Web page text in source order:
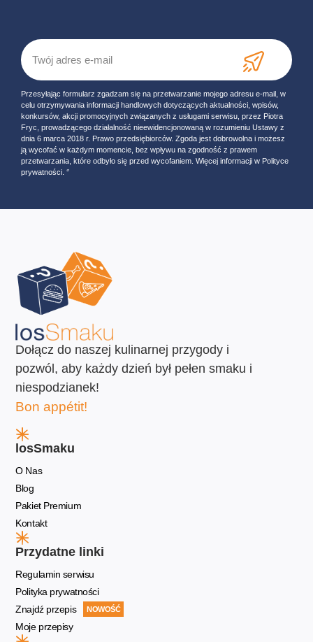
Przesyłając formularz zgadzam się na przetwarzanie mojego adresu e-mail, w
celu otrzymywania informacji handlowych dotyczących aktualności, wpisów,
konkursów, akcji promocyjnych związanych z usługami serwisu, przez Piotra
Fryc, prowadzącego działalność nieewidencjonowaną w rozumieniu Ustawy z
dnia 6 marca 2018 r. Prawo przedsiębiorców. Zgoda jest dobrowolna i możesz
ją wycofać w każdym momencie, bez wpływu na zgodność z prawem
przetwarzania, które odbyło się przed wycofaniem. Więcej informacji w Polityce
prywatności. ‘’
Dołącz do naszej kulinarnej przygody i
pozwól, aby każdy dzień był pełen smaku i
niespodzianek!
Bon appétit!
losSmaku
O Nas
Blog
Pakiet Premium
Kontakt
Przydatne linki
Regulamin serwisu
Polityka prywatności
Znajdź przepis
NOWOŚĆ
Moje przepisy